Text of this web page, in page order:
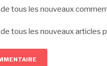
tous les nouveaux
tous les nouveaux articles